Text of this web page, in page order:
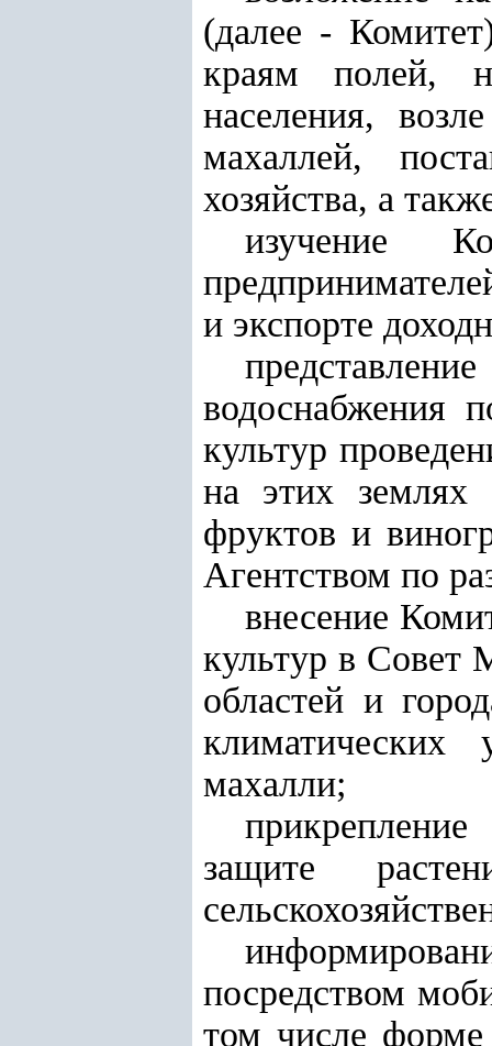
(далее -
краям полей,
населения,
махаллей,
хозяйства, а
изучение
и экспорте
водоснабжения
культур
на этих землях
фруктов и
Агентством по
внесение
культур в Совет
областей и
махалли;
защите
посредством
том числе форме